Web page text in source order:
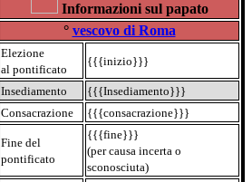
Informazioni sul papato
° vescovo di Roma
Elezione
al pontificato
{{{inizio}}}
Insediamento
{{{Insediamento}}}
Consacrazione
{{{consacrazione}}}
Fine del
pontificato
{{{fine}}}
(per causa incerta o
sconosciuta)